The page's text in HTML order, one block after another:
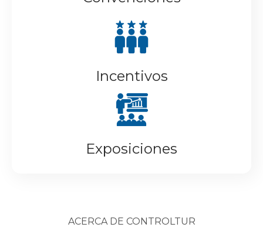
Incentivos
Exposiciones
ACERCA DE CONTROLTUR